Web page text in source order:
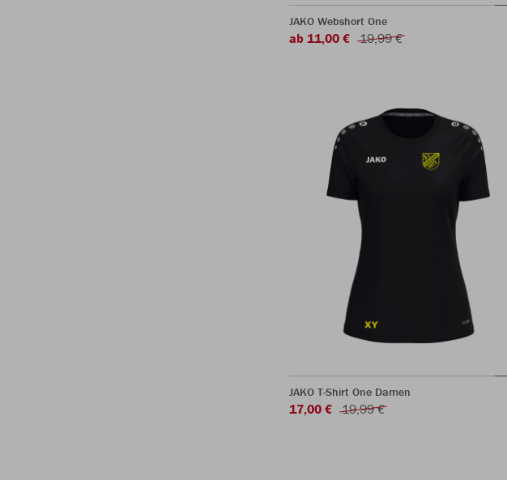
JAKO Webshort One
ab 11,00 € 19,99 €
JAKO T-Shirt One Damen
17,00 € 19,99 €